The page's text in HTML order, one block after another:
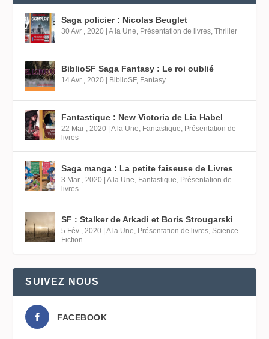
Saga policier : Nicolas Beuglet
30 Avr , 2020 |A la Une Présentation de livres ,Thriller
BiblioSF Saga Fantasy : Le roi oublié
14 Avr , 2020 | BiblioSF, Fantasy
Fantastique : New Victoria de Lia Habel
22 Mar , 2020 |A la Une Fantastique Présentation de
livres
Saga manga : La petite faiseuse de Livres
3 Mar , 2020 |A la Une Fantastique Présentation de
livres
SF : Stalker de Arkadi et Boris Strougarski
5 Fév , 2020 |A la Une Présentation de livres ,Science-
Fiction
SUIVEZ NOUS
FACEBOOK